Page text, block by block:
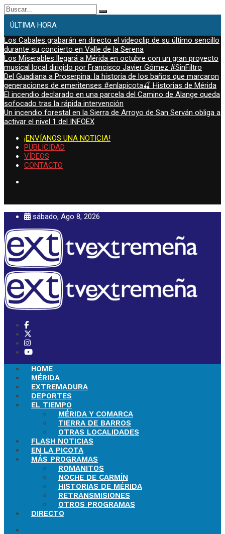
Buscar:
ÚLTIMA HORA
Los Cabales grabarán en directo el videoclip de su último sencillo
durante su concierto en Valle de la Serena
Los Miserables llegará a Mérida en octubre con un gran proyecto
musical local dirigido por Francisco Javier Gómez #SinFiltro
Del Guadiana a Proserpina: la historia de los baños que marcaron
generaciones de emeritenses #enlapicota🍒 Historias de Mérida
El incendio declarado en una parcela del Camino de Alange queda
sofocado tras la rápida intervención
Un incendio forestal en la Sierra de Arroyo de San Serván obliga a
activar el nivel 1 del INFOEX
¡ENVÍANOS UNA NOTICIA!
PUBLICIDAD
VÍDEOS
CONTACTO
sábado, Ago 8, 2026
HOME
MÉRIDA
EXTREMADURA
DEPORTES
EL TIEMPO
MÉRIDA Y COMARCA
TIERRA DE BARROS
OTRAS LOCALIDADES
FLASH NOTICIAS
EN LA PICOTA
MÁS PROGRAMAS
ROMANITOS
NOCHE DE CARMÍN
HISTORIAS DE MÉRIDA
RETRANSMISIONES
OTROS PROGRAMAS
DIRECTO